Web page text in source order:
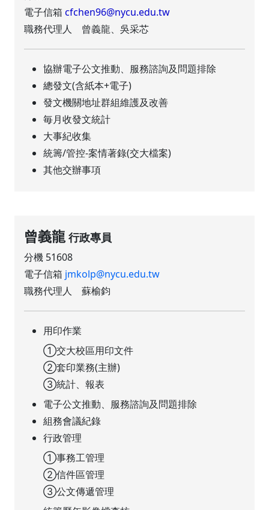
電子信箱cfchen96@nycu.edu.tw
職務代理人 曾義龍、吳采芯
協辦電子公文推動、服務諮詢及問題排除
總發文(含紙本+電子)
發文機關地址群組維護及改善
毎月收發文統計
大事紀收集
統籌/管控-案情著錄(交大檔案)
其他交辦事項
曾義龍行政專員
分機 51608
電子信箱 jmkolp@nycu.edu.tw
職務代理人 蘇榆鈞
用印作業
①交大校區用印文件
②套印業務(主辦)
③統計、報表
電子公文推動、服務諮詢及問題排除
組務會議紀錄
行政管理
①事務工管理
②信件區管理
③公文傳遞管理